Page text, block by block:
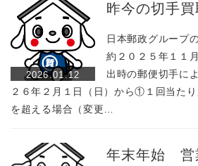
2026.01.12
昨今の切手
日本郵政グループ
約２０２５年１１
出時の郵便切手に
２６年２月１日（日）から①１回当た
を超える場合（変更…
年末年始 営